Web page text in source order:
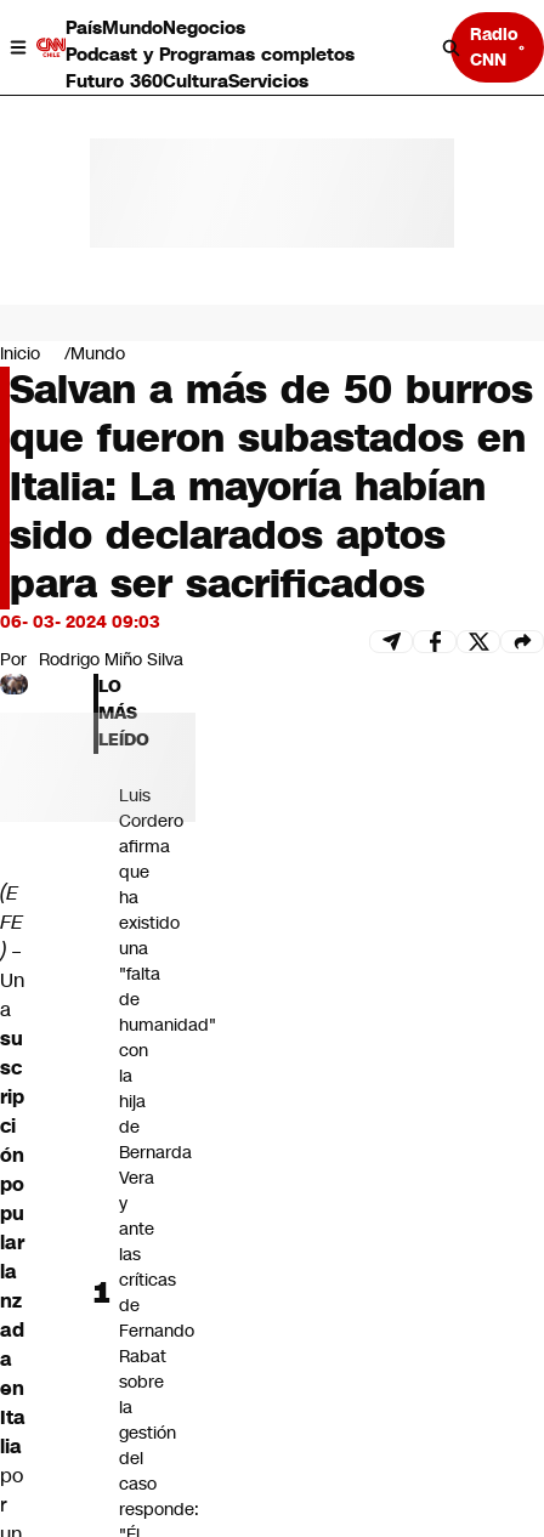
PaísMundoNegocios
Podcast y Programas completos
Futuro 360CulturaServicios
Radio
CNN
Negocios
Deportes
Programas completos
Cultura
Servicios
Bits
CNN tiempo
Opinión
Inicio Mundo
Salvan a más de 50 burros
que fueron subastados en
Italia: La mayoría habían
sido declarados aptos
para ser sacrificados
06- 03- 2024 09:03
Por Rodrigo Miño Silva
(E
FE
) –
Un
a
su
sc
rip
ci
ón
po
pu
lar
la
nz
ad
a
en
Ita
lia
po
r
LO
MÁS
LEÍDO
Luis
Cordero
afirma
que
ha
existido
una
"falta
de
humanidad"
con
la
hija
de
Bernarda
Vera
y
ante
las
críticas
de
Fernando
Rabat
sobre
la
gestión
del
caso
responde: